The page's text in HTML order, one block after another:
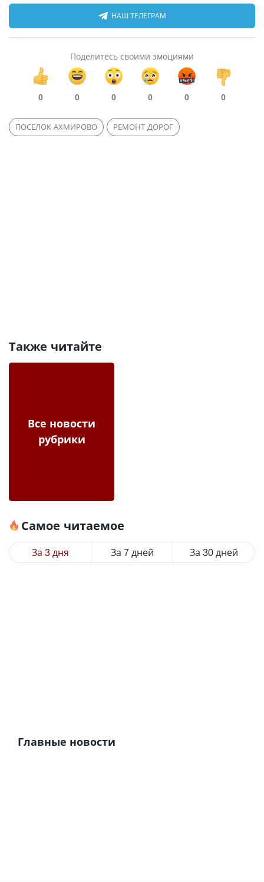
НАШ ТЕЛЕГРАМ
Поделитесь своими эмоциями
0 0 0 0 0 0
ПОСЕЛОК АХМИРОВО РЕМОНТ ДОРОГ
Также читайте
Все новости
рубрики
Самое читаемое
За 3 дня За 7 дней За 30 дней
Главные новости